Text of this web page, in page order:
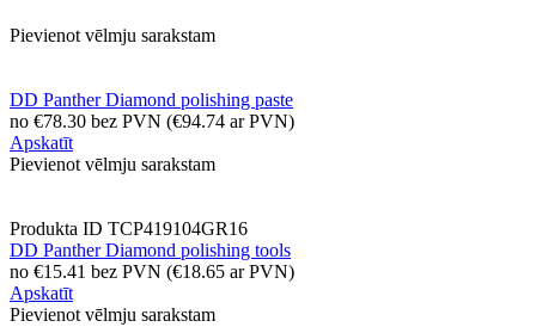
Pievienot vēlmju sarakstam
DD Panther Diamond polishing paste
no €78.30 bez PVN (€94.74 ar PVN)
Apskatīt
Pievienot vēlmju sarakstam
Produkta ID TCP419104GR16
DD Panther Diamond polishing tools
no €15.41 bez PVN (€18.65 ar PVN)
Apskatīt
Pievienot vēlmju sarakstam